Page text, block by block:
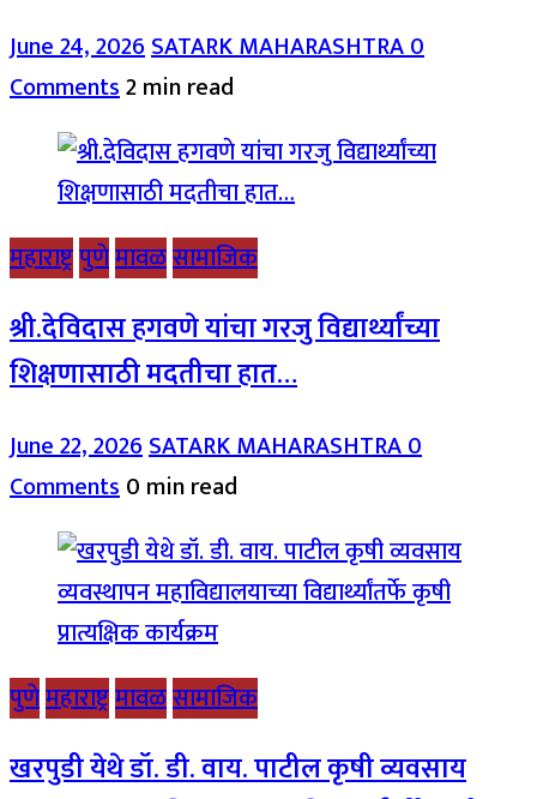
June 24, 2026SATARK MAHARASHTRA0
Comments2 min read
महाराष्ट्रपुणेमावळसामाजिक
श्री.देविदास हगवणे यांचा गरजु विद्यार्थ्यांच्या
शिक्षणासाठी मदतीचा हात…
June 22, 2026SATARK MAHARASHTRA0
Comments0 min read
पुणेमहाराष्ट्रमावळसामाजिक
खरपुडी येथे डॉ. डी. वाय. पाटील कृषी व्यवसाय